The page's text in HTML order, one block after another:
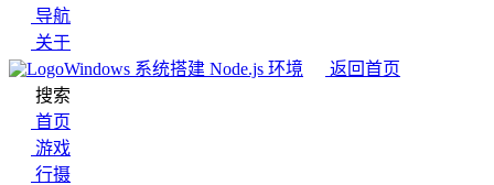
导航
关于
Windows 系统搭建 Node.js 环境
返回首页
搜索
首页
游戏
行摄